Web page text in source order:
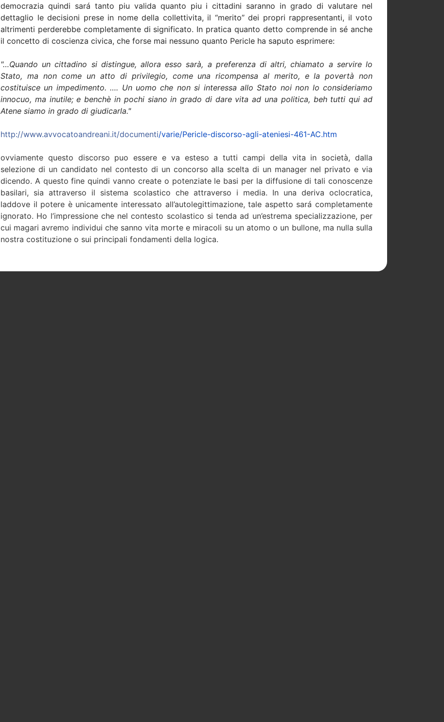
democrazia quindi sará tanto piu valida quanto piu i cittadini saranno in grado di valutare nel
dettaglio le decisioni prese in nome della collettivita, il “merito” dei propri rappresentanti, il voto
altrimenti perderebbe completamente di significato. In pratica quanto detto comprende in sé anche
il concetto di coscienza civica, che forse mai nessuno quanto Pericle ha saputo esprimere:
"…Quando un cittadino si distingue, allora esso sarà, a preferenza di altri, chiamato a servire lo
Stato, ma non come un atto di privilegio, come una ricompensa al merito, e la povertà non
costituisce un impedimento. …. Un uomo che non si interessa allo Stato noi non lo consideriamo
innocuo, ma inutile; e benchè in pochi siano in grado di dare vita ad una politica, beh tutti qui ad
Atene siamo in grado di giudicarla."
http://www.avvocatoandreani.it/documenti/varie/Pericle-discorso-agli-ateniesi-461-AC.htm
ovviamente questo discorso puo essere e va esteso a tutti campi della vita in società, dalla
selezione di un candidato nel contesto di un concorso alla scelta di un manager nel privato e via
dicendo. A questo fine quindi vanno create o potenziate le basi per la diffusione di tali conoscenze
basilari, sia attraverso il sistema scolastico che attraverso i media. In una deriva oclocratica,
laddove il potere è unicamente interessato all’autolegittimazione, tale aspetto sará completamente
ignorato. Ho l’impressione che nel contesto scolastico si tenda ad un’estrema specializzazione, per
cui magari avremo individui che sanno vita morte e miracoli su un atomo o un bullone, ma nulla sulla
nostra costituzione o sui principali fondamenti della logica.